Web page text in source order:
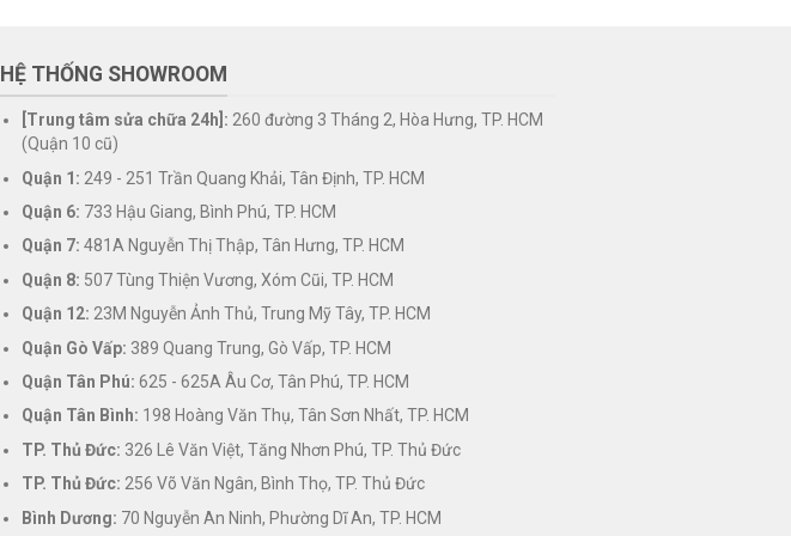
HỆ THỐNG SHOWROOM
[Trung tâm sửa chữa 24h]: 260 đường 3 Tháng 2, Hòa Hưng, TP. HCM
(Quận 10 cũ)
Quận 1: 249 - 251 Trần Quang Khải, Tân Định, TP. HCM
Quận 6: 733 Hậu Giang, Bình Phú, TP. HCM
Quận 7: 481A Nguyễn Thị Thập, Tân Hưng, TP. HCM
Quận 8: 507 Tùng Thiện Vương, Xóm Cũi, TP. HCM
Quận 12: 23M Nguyễn Ảnh Thủ, Trung Mỹ Tây, TP. HCM
Quận Gò Vấp: 389 Quang Trung, Gò Vấp, TP. HCM
Quận Tân Phú: 625 - 625A Âu Cơ, Tân Phú, TP. HCM
Quận Tân Bình: 198 Hoàng Văn Thụ, Tân Sơn Nhất, TP. HCM
TP. Thủ Đức: 326 Lê Văn Việt, Tăng Nhơn Phú, TP. Thủ Đức
TP. Thủ Đức: 256 Võ Văn Ngân, Bình Thọ, TP. Thủ Đức
Bình Dương: 70 Nguyễn An Ninh, Phường Dĩ An, TP. HCM